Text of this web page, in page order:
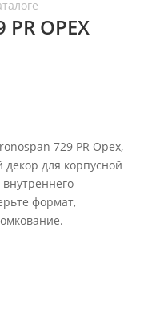
PR ОРЕХ
729 PR Орех,
для корпусной
формат,